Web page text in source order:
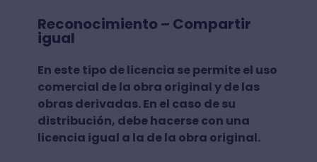
Reconocimiento – Compartir
igual
En este tipo de licencia se permite el uso
comercial de la obra original y de las
obras derivadas. En el caso de su
distribución, debe hacerse con una
licencia igual a la de la obra original.